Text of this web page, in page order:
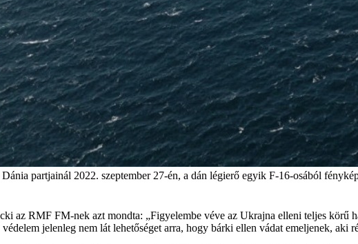
partjainál 2022. szeptember 27-én, a dán légierő egyik F-16-osából
az RMF FM-nek azt mondta: „Figyelembe véve az Ukrajna elleni teljes körű
jelenleg nem lát lehetőséget arra, hogy bárki ellen vádat emeljenek, aki